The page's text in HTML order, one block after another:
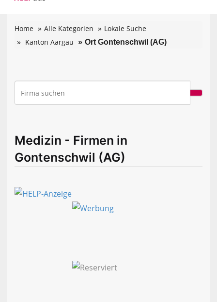
Home Alle Kategorien
Lokale Suche
Kanton Aargau
Ort Gontenschwil (AG)
Medizin - Firmen in
Gontenschwil (AG)